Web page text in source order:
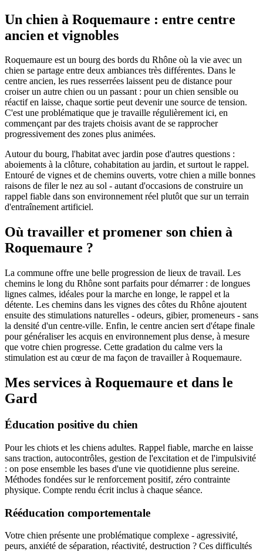
Un chien à Roquemaure : entre centre
ancien et vignobles
Roquemaure est un bourg des bords du Rhône où la vie avec un
chien se partage entre deux ambiances très différentes. Dans le
centre ancien, les rues resserrées laissent peu de distance pour
croiser un autre chien ou un passant : pour un chien sensible ou
réactif en laisse, chaque sortie peut devenir une source de tension.
C'est une problématique que je travaille régulièrement ici, en
commençant par des trajets choisis avant de se rapprocher
progressivement des zones plus animées.
Autour du bourg, l'habitat avec jardin pose d'autres questions :
aboiements à la clôture, cohabitation au jardin, et surtout le rappel.
Entouré de vignes et de chemins ouverts, votre chien a mille bonnes
raisons de filer le nez au sol - autant d'occasions de construire un
rappel fiable dans son environnement réel plutôt que sur un terrain
d'entraînement artificiel.
Où travailler et promener son chien à
Roquemaure ?
La commune offre une belle progression de lieux de travail. Les
chemins le long du Rhône sont parfaits pour démarrer : de longues
lignes calmes, idéales pour la marche en longe, le rappel et la
détente. Les chemins dans les vignes des côtes du Rhône ajoutent
ensuite des stimulations naturelles - odeurs, gibier, promeneurs - sans
la densité d'un centre-ville. Enfin, le centre ancien sert d'étape finale
pour généraliser les acquis en environnement plus dense, à mesure
que votre chien progresse. Cette gradation du calme vers la
stimulation est au cœur de ma façon de travailler à Roquemaure.
Mes services à Roquemaure et dans le
Gard
Éducation positive du chien
Pour les chiots et les chiens adultes. Rappel fiable, marche en laisse
sans traction, autocontrôles, gestion de l'excitation et de l'impulsivité
: on pose ensemble les bases d'une vie quotidienne plus sereine.
Méthodes fondées sur le renforcement positif, zéro contrainte
physique. Compte rendu écrit inclus à chaque séance.
Rééducation comportementale
Votre chien présente une problématique complexe - agressivité,
peurs, anxiété de séparation, réactivité, destruction ? Ces difficultés